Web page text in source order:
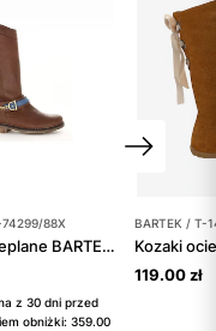
88X
Kozaki ocieplane BARTEK W-74299/88X, dla dziewcząt, brązowy
z 30 dni przed
obniżki: 359.00
BARTEK / T-
119.00 zł